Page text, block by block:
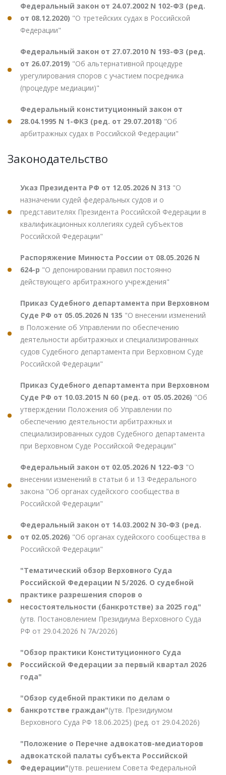
Федеральный закон от 24.07.2002 N 102-ФЗ (ред.
от 08.12.2020) "О третейских судах в Российской
Федерации"
Федеральный закон от 27.07.2010 N 193-ФЗ (ред.
от 26.07.2019) "Об альтернативной процедуре
урегулирования споров с участием посредника
(процедуре медиации)"
Федеральный конституционный закон от
28.04.1995 N 1-ФКЗ (ред. от 29.07.2018) "Об
арбитражных судах в Российской Федерации"
Законодательство
Указ Президента РФ от 12.05.2026 N 313 "О
назначении судей федеральных судов и о
представителях Президента Российской Федерации в
квалификационных коллегиях судей субъектов
Российской Федерации"
Распоряжение Минюста России от 08.05.2026 N
624-р "О депонировании правил постоянно
действующего арбитражного учреждения"
Приказ Судебного департамента при Верховном
Суде РФ от 05.05.2026 N 135 "О внесении изменений
в Положение об Управлении по обеспечению
деятельности арбитражных и специализированных
судов Судебного департамента при Верховном Суде
Российской Федерации"
Приказ Судебного департамента при Верховном
Суде РФ от 10.03.2015 N 60 (ред. от 05.05.2026) "Об
утверждении Положения об Управлении по
обеспечению деятельности арбитражных и
специализированных судов Судебного департамента
при Верховном Суде Российской Федерации"
Федеральный закон от 02.05.2026 N 122-ФЗ "О
внесении изменений в статьи 6 и 13 Федерального
закона "Об органах судейского сообщества в
Российской Федерации"
Федеральный закон от 14.03.2002 N 30-ФЗ (ред.
от 02.05.2026) "Об органах судейского сообщества в
Российской Федерации"
"Тематический обзор Верховного Суда
Российской Федерации N 5/2026. О судебной
практике разрешения споров о
несостоятельности (банкротстве) за 2025 год"
(утв. Постановлением Президиума Верховного Суда
РФ от 29.04.2026 N 7А/2026)
"Обзор практики Конституционного Суда
Российской Федерации за первый квартал 2026
года"
"Обзор судебной практики по делам о
банкротстве граждан"(утв. Президиумом
Верховного Суда РФ 18.06.2025) (ред. от 29.04.2026)
"Положение о Перечне адвокатов-медиаторов
адвокатской палаты субъекта Российской
Федерации"(утв. решением Совета Федеральной